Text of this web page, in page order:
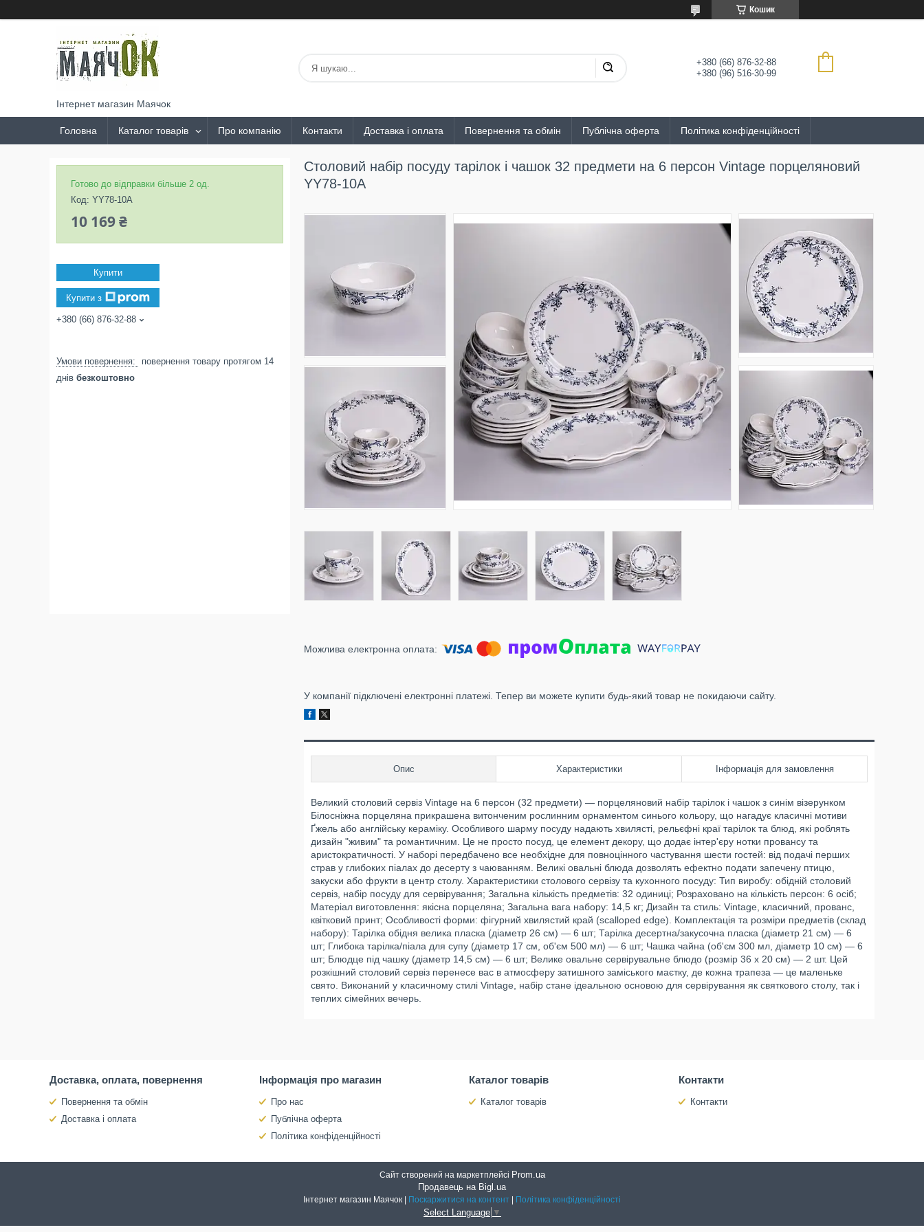
Кошик
Інтернет магазин Маячок
+380 (66) 876-32-88
+380 (96) 516-30-99
Головна Каталог товарів Про компанію Контакти Доставка і оплата Повернення та обмін Публічна оферта Політика конфіденційності
Столовий набір посуду тарілок і чашок 32 предмети на 6 персон Vintage порцеляновий
YY78-10A
У компанії підключені електронні платежі. Тепер ви можете купити будь-який товар не покидаючи сайту.
Опис Характеристики Інформація для замовлення
Великий столовий сервіз Vintage на 6 персон (32 предмети) — порцеляновий набір тарілок і чашок з синім візерунком
Білосніжна порцеляна прикрашена витонченим рослинним орнаментом синього кольору, що нагадує класичні мотиви
Ґжель або англійську кераміку. Особливого шарму посуду надають хвилясті, рельєфні краї тарілок та блюд, які роблять
дизайн "живим" та романтичним. Це не просто посуд, це елемент декору, що додає інтер'єру нотки провансу та
аристократичності. У наборі передбачено все необхідне для повноцінного частування шести гостей: від подачі перших
страв у глибоких піалах до десерту з чаюванням. Великі овальні блюда дозволять ефектно подати запечену птицю,
закуски або фрукти в центр столу. Характеристики столового сервізу та кухонного посуду: Тип виробу: обідній столовий
сервіз, набір посуду для сервірування; Загальна кількість предметів: 32 одиниці; Розраховано на кількість персон: 6 осіб;
Матеріал виготовлення: якісна порцеляна; Загальна вага набору: 14,5 кг; Дизайн та стиль: Vintage, класичний, прованс,
квітковий принт; Особливості форми: фігурний хвилястий край (scalloped edge). Комплектація та розміри предметів (склад
набору): Тарілка обідня велика пласка (діаметр 26 см) — 6 шт; Тарілка десертна/закусочна пласка (діаметр 21 см) — 6
шт; Глибока тарілка/піала для супу (діаметр 17 см, об'єм 500 мл) — 6 шт; Чашка чайна (об'єм 300 мл, діаметр 10 см) — 6
шт; Блюдце під чашку (діаметр 14,5 см) — 6 шт; Велике овальне сервірувальне блюдо (розмір 36 х 20 см) — 2 шт. Цей
розкішний столовий сервіз перенесе вас в атмосферу затишного заміського маєтку, де кожна трапеза — це маленьке
свято. Виконаний у класичному стилі Vintage, набір стане ідеальною основою для сервірування як святкового столу, так і
теплих сімейних вечерь.
Готово до відправки більше 2 од.
Код: YY78-10A
10 169 ₴
Купити
Купити з
+380 (66) 876-32-88
повернення товару протягом 14
днів безкоштовно
Доставка, оплата, повернення
Повернення та обмін
Доставка і оплата
Інформація про магазин
Про нас
Публічна оферта
Політика конфіденційності
Каталог товарів
Каталог товарів
Контакти
Контакти
Сайт створений на маркетплейсі Prom.ua
Продавець на Bigl.ua
Поскаржитися на контент Політика конфіденційності
Select Language ▼